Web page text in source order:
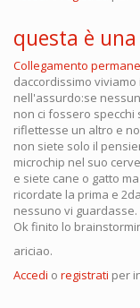
questa è
Collegamento
daccordissimo
nell'assurdo:se
non ci fossero specchi
riflettesse un altro e
non siete solo il
microchip nel suo
e siete cane o gatto
ricordate la prima e
nessuno vi guardasse.
Ok finito lo
ariciao.
Accedi o registrati per